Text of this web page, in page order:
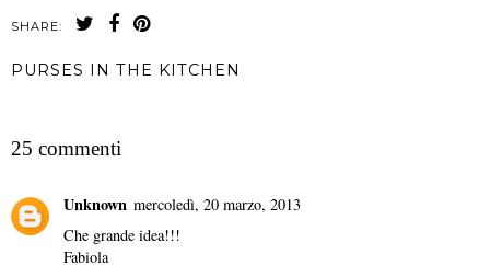
SHARE:
PURSES IN THE KITCHEN
25 commenti
Unknown mercoledì, 20 marzo, 2013
Che grande idea!!!
Fabiola